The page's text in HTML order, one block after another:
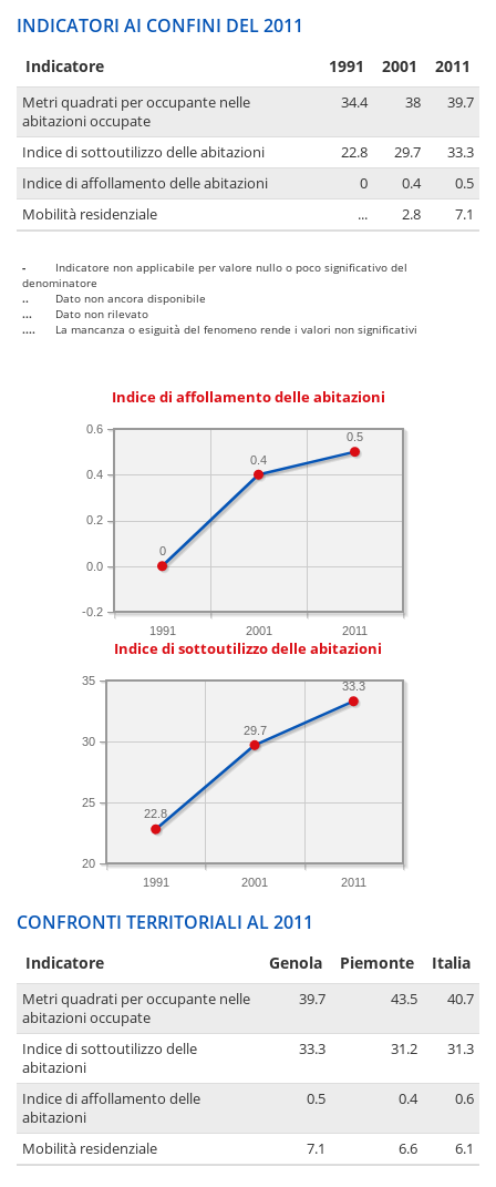
INDICATORI AI CONFINI DEL 2011
Indicatore 1991 2001 2011
Metri quadrati per occupante nelle
abitazioni occupate
34.4 38 39.7
Indice di sottoutilizzo delle abitazioni 22.8 29.7
33.3
Indice di affollamento delle abitazioni
0 0.4
0.5
Mobilità residenziale
... 2.8 7.1
-
Indicatore non applicabile per valore nullo o poco significativo del
denominatore
..
Dato non ancora disponibile
...
Dato non rilevato
....
La mancanza o esiguità del fenomeno rende i valori non significativi
Indice di affollamento delle abitazioni
1991 2001 2011
-0.2
0.0
0.2
0.4
0.6
0.5
0.4
0
Indice di sottoutilizzo delle abitazioni
1991 2001 2011
20
25
30
35 33.3
29.7
22.8
CONFRONTI TERRITORIALI AL 2011
Indicatore Genola Piemonte Italia
Metri quadrati per occupante nelle
abitazioni occupate
39.7 43.5 40.7
Indice di sottoutilizzo delle
abitazioni
33.3 31.2 31.3
Indice di affollamento delle
abitazioni
0.5 0.4 0.6
Mobilità residenziale 7.1 6.6 6.1